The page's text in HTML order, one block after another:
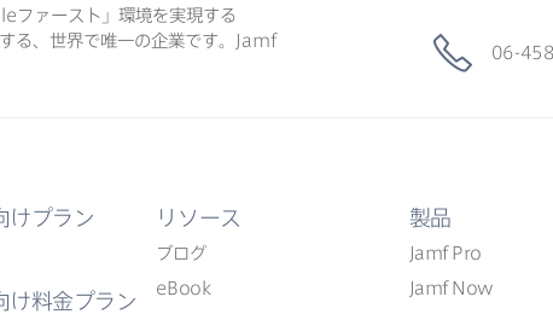
ファースト」環境を​実現する​
る、​世界で​唯一の​企業です。
Jamf
06-
けプラン
け料金プラン
リソース
ブログ
eBook
製品
Jamf Pro
Jamf Now